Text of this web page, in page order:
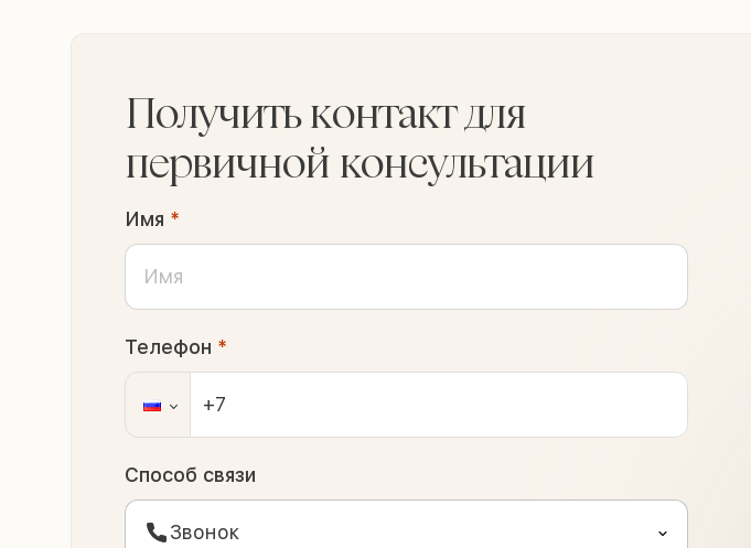
Получить контакт для
первичной консультации
Имя *
Телефон *
Способ связи
Звонок